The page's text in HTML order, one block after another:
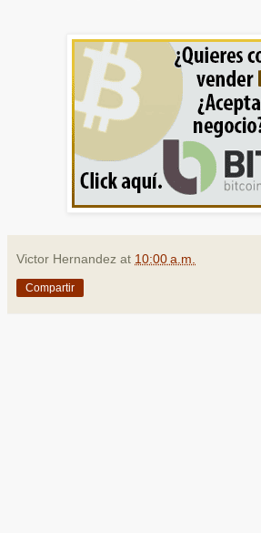
Victor Hernandez at 10:00 a.m.
Compartir